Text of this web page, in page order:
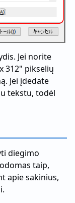
Jei norite
312" pikselių
Jei įdedate
tekstu, todėl
diegimo
taip,
apie sakinius,